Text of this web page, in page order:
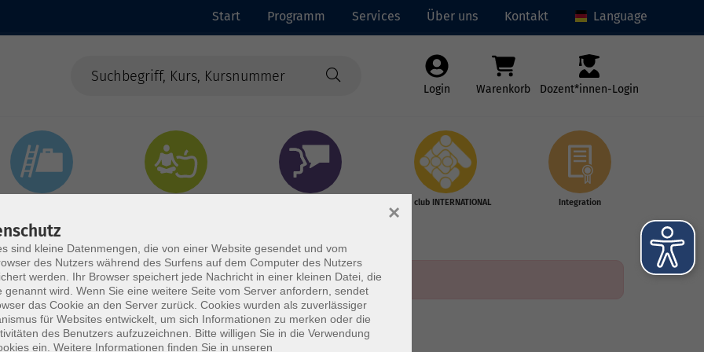
Start Programm Services Über uns Kontakt Language
Login Warenkorb Dozent*innen-Login
vhs club INTERNATIONAL Integration
sind kleine Datenmengen, die von einer Website gesendet und vom
des Nutzers während des Surfens auf dem Computer des Nutzers
werden. Ihr Browser speichert jede Nachricht in einer kleinen Datei, die
genannt wird. Wenn Sie eine weitere Seite vom Server anfordern, sendet
das Cookie an den Server zurück. Cookies wurden als zuverlässiger
für Websites entwickelt, um sich Informationen zu merken oder die
des Benutzers aufzuzeichnen. Bitte willigen Sie in die Verwendung
ein. Weitere Informationen finden Sie in unseren
×